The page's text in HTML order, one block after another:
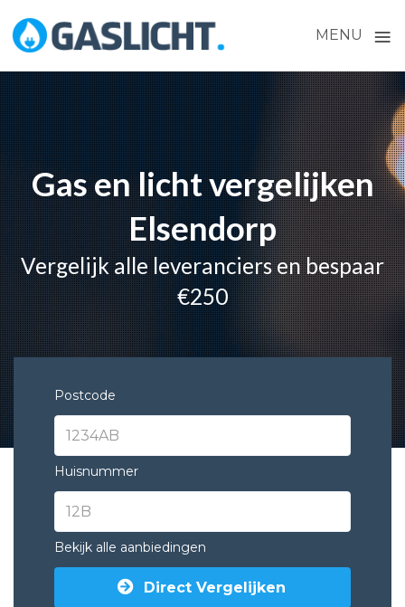
MENU ≡
Skip
to
content
Gas en licht vergelijken
Elsendorp
Vergelijk alle leveranciers en bespaar
€250
Postcode
Huisnummer
Bekijk alle aanbiedingen
Direct Vergelijken